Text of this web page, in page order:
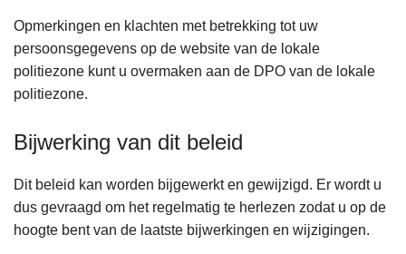
Opmerkingen en klachten met betrekking tot uw
persoonsgegevens op de website van de lokale
politiezone kunt u overmaken aan de DPO van de lokale
politiezone.
Bijwerking van dit beleid
Dit beleid kan worden bijgewerkt en gewijzigd. Er wordt u
dus gevraagd om het regelmatig te herlezen zodat u op de
hoogte bent van de laatste bijwerkingen en wijzigingen.